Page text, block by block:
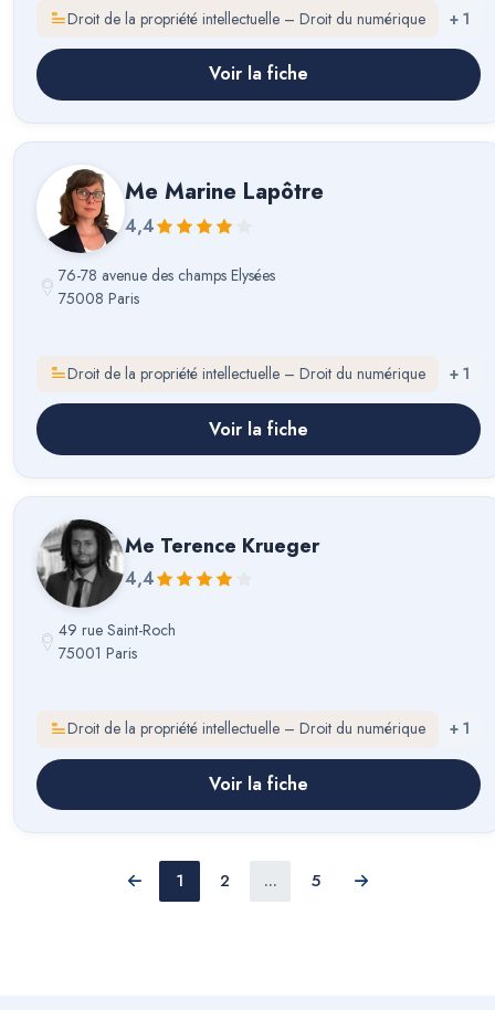
Droit de la propriété intellectuelle – Droit du numérique + 1
Voir la fiche
Me Marine Lapôtre
4,4
76-78 avenue des champs Elysées
75008 Paris
Droit de la propriété intellectuelle – Droit du numérique + 1
Voir la fiche
Me Terence Krueger
4,4
49 rue Saint-Roch
75001 Paris
Droit de la propriété intellectuelle – Droit du numérique + 1
Voir la fiche
Précédent
1 2 ... 5 Suivant